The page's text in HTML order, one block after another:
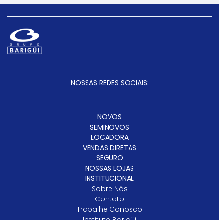
NOSSAS REDES SOCIAIS:
NOVOS
SEMINOVOS
LOCADORA
VENDAS DIRETAS
SEGURO
NOSSAS LOJAS
INSTITUCIONAL
Sobre Nós
Contato
Trabalhe Conosco